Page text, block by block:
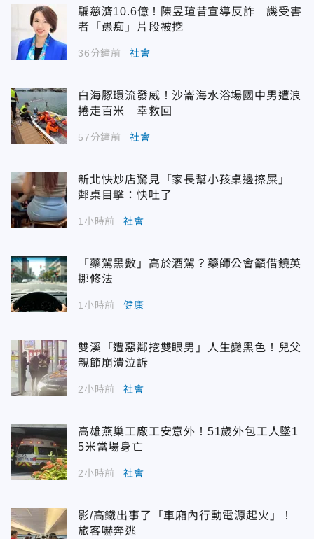
騙慈濟10.6億！陳昱瑄昔宣導反詐 譏受害
者「愚痴」片段被挖
36分鐘前 社會
白海豚環流發威！沙崙海水浴場國中男遭浪
捲走百米 幸救回
57分鐘前 社會
新北快炒店驚見「家長幫小孩桌邊擦屎」
鄰桌目擊：快吐了
1小時前 社會
「藥駕黑數」高於酒駕？藥師公會籲借鏡英
挪修法
1小時前 健康
雙溪「遭惡鄰挖雙眼男」人生變黑色！兒父
親節崩潰泣訴
2小時前 社會
高雄燕巢工廠工安意外！51歲外包工人墜1
5米當場身亡
2小時前 社會
影/高鐵出事了「車廂內行動電源起火」！
旅客嚇奔逃